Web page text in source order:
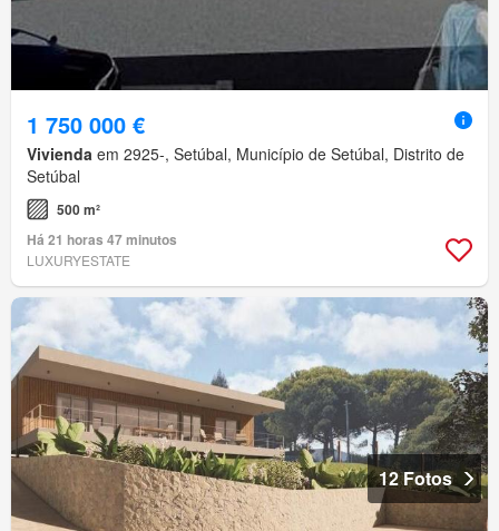
1 750 000 €
Vivienda em 2925-, Setúbal, Município de Setúbal, Distrito de
Setúbal
500 m²
Há 21 horas 47 minutos
LUXURYESTATE
12 Fotos